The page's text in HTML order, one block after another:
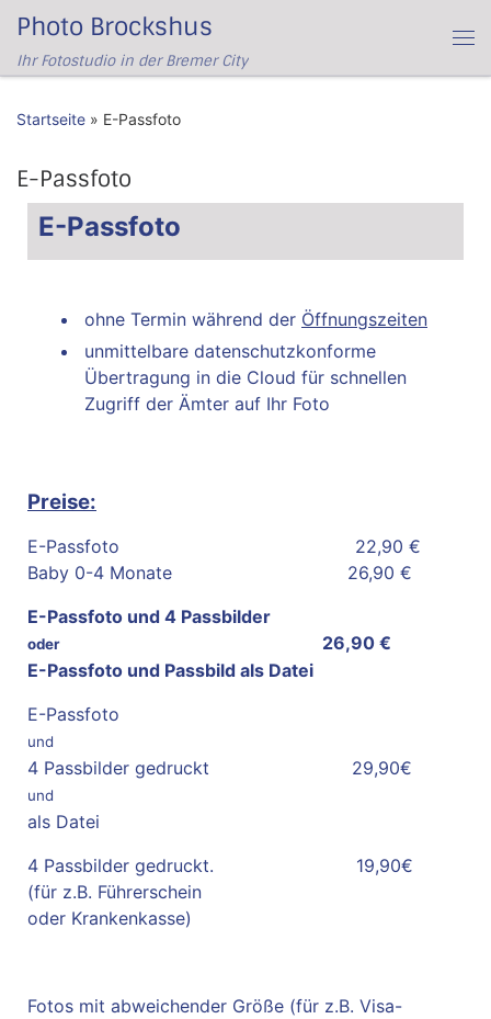
Zum Inhalt springen
Photo Brockshus
Ihr Fotostudio in der Bremer City
Startseite » E-Passfoto
E-Passfoto
E-Passfoto
ohne Termin während der Öffnungszeiten
unmittelbare datenschutzkonforme
Übertragung in die Cloud für schnellen
Zugriff der Ämter auf Ihr Foto
Preise:
E-Passfoto 22,90 €
Baby 0-4 Monate 26,90 €
E-Passfoto und 4 Passbilder
oder26,90 €
E-Passfoto und Passbild als Datei
E-Passfoto
und
4 Passbilder gedruckt 29,90€
und
als Datei
4 Passbilder gedruckt. 19,90€
(für z.B. Führerschein
oder Krankenkasse)
Fotos mit abweichender Größe (für z.B. Visa-